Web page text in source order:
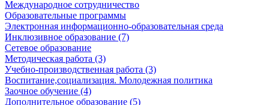
Международное сотрудничество
Образовательные программы
Электронная информационно-образовательная среда
Инклюзивное образование (7)
Сетевое образование
Методическая работа (3)
Учебно-производственная работа (3)
Воспитание,социализация. Молодежная политика
Заочное обучение (4)
Дополнительное образование (5)